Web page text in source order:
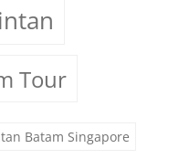
Tour
Batam Singapore